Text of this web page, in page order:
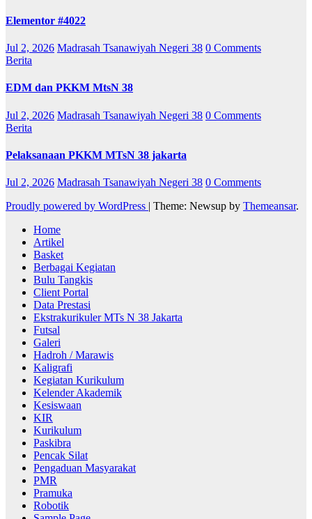
Elementor #4022
Jul 2, 2026 Madrasah Tsanawiyah Negeri 38 0 Comments
Berita
EDM dan PKKM MtsN 38
Jul 2, 2026 Madrasah Tsanawiyah Negeri 38 0 Comments
Berita
Pelaksanaan PKKM MTsN 38 jakarta
Jul 2, 2026 Madrasah Tsanawiyah Negeri 38 0 Comments
Proudly powered by WordPress | Theme: Newsup by Themeansar.
Home
Artikel
Basket
Berbagai Kegiatan
Bulu Tangkis
Client Portal
Data Prestasi
Ekstrakurikuler MTs N 38 Jakarta
Futsal
Galeri
Hadroh / Marawis
Kaligrafi
Kegiatan Kurikulum
Kelender Akademik
Kesiswaan
KIR
Kurikulum
Paskibra
Pencak Silat
Pengaduan Masyarakat
PMR
Pramuka
Robotik